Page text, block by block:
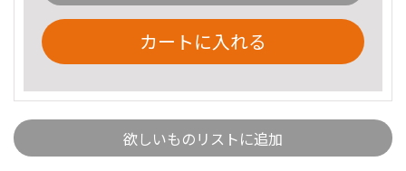
カートに入れる
欲しいものリストに追加